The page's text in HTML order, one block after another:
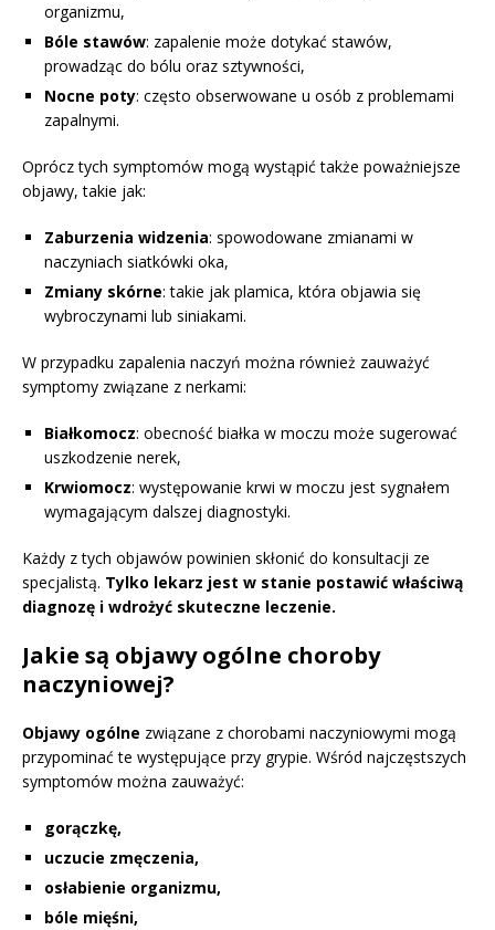
organizmu,
Bóle stawów: zapalenie może dotykać stawów,
prowadząc do bólu oraz sztywności,
Nocne poty: często obserwowane u osób z problemami
zapalnymi.
Oprócz tych symptomów mogą wystąpić także poważniejsze
objawy, takie jak:
Zaburzenia widzenia: spowodowane zmianami w
naczyniach siatkówki oka,
Zmiany skórne: takie jak plamica, która objawia się
wybroczynami lub siniakami.
W przypadku zapalenia naczyń można również zauważyć
symptomy związane z nerkami:
Białkomocz: obecność białka w moczu może sugerować
uszkodzenie nerek,
Krwiomocz: występowanie krwi w moczu jest sygnałem
wymagającym dalszej diagnostyki.
Każdy z tych objawów powinien skłonić do konsultacji ze
specjalistą. Tylko lekarz jest w stanie postawić właściwą
diagnozę i wdrożyć skuteczne leczenie.
Jakie są objawy ogólne choroby
naczyniowej?
Objawy ogólne związane z chorobami naczyniowymi mogą
przypominać te występujące przy grypie. Wśród najczęstszych
symptomów można zauważyć:
gorączkę,
uczucie zmęczenia,
osłabienie organizmu,
bóle mięśni,